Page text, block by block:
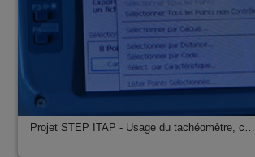
Projet STEP ITAP - Usage du tachéomètre, c…